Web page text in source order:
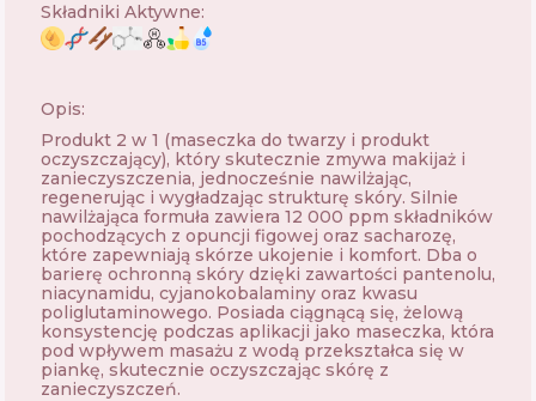
Składniki Aktywne:
Opis:
Produkt 2 w 1 (maseczka do twarzy i produkt
oczyszczający), który skutecznie zmywa makijaż i
zanieczyszczenia, jednocześnie nawilżając,
regenerując i wygładzając strukturę skóry. Silnie
nawilżająca formuła zawiera 12 000 ppm składników
pochodzących z opuncji figowej oraz sacharozę,
które zapewniają skórze ukojenie i komfort. Dba o
barierę ochronną skóry dzięki zawartości pantenolu,
niacynamidu, cyjanokobalaminy oraz kwasu
poliglutaminowego. Posiada ciągnącą się, żelową
konsystencję podczas aplikacji jako maseczka, która
pod wpływem masażu z wodą przekształca się w
piankę, skutecznie oczyszczając skórę z
zanieczyszczeń.